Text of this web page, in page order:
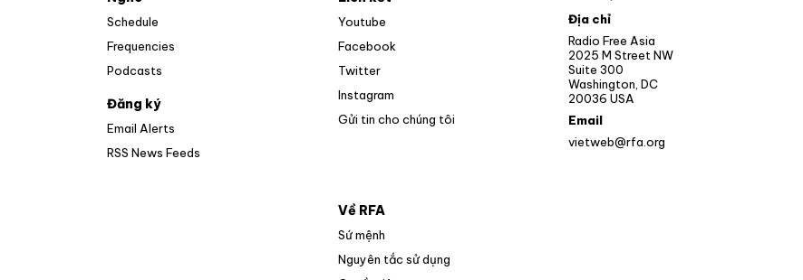
Schedule
Frequencies
Podcasts
Đăng ký
Email Alerts
RSS News Feeds
Youtube
Facebook
Twitter
Instagram
Gửi tin cho chúng tôi
Về RFA
Sứ mệnh
Nguyên tắc sử dụng
Địa chỉ
Radio Free Asia
2025 M Street NW
Suite 300
Washington, DC
20036 USA
Email
vietweb@rfa.org